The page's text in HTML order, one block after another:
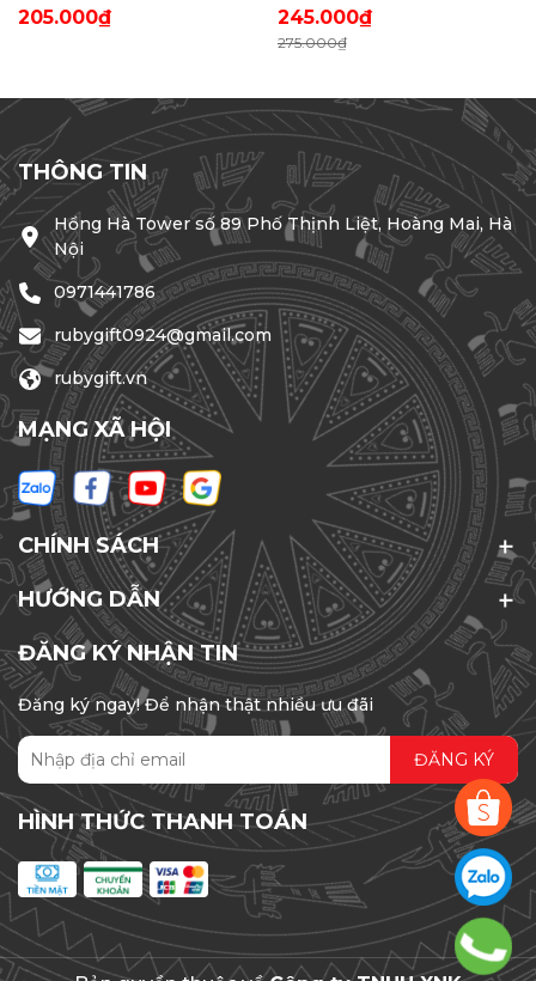
205.000₫ 245.000₫
275.000₫
THÔNG TIN
Hồng Hà Tower số 89 Phố Thịnh Liệt, Hoàng Mai, Hà
Nội
0971441786
rubygift0924@gmail.com
rubygift.vn
MẠNG XÃ HỘI
CHÍNH SÁCH
HƯỚNG DẪN
ĐĂNG KÝ NHẬN TIN
Đăng ký ngay! Để nhận thật nhiều ưu đãi
ĐĂNG KÝ
HÌNH THỨC THANH TOÁN